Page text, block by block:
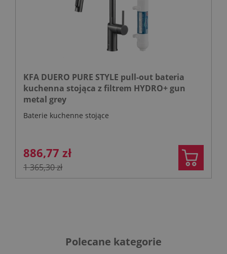
KFA DUERO PURE STYLE pull-out bateria
kuchenna stojąca z filtrem HYDRO+ gun
metal grey
Baterie kuchenne stojące
886,77 zł
1 365,30 zł
Polecane kategorie